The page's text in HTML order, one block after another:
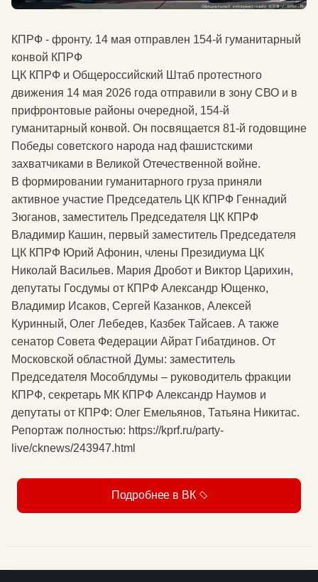
КПРФ - фронту. 14 мая отправлен 154-й гуманитарный
конвой КПРФ
ЦК КПРФ и Общероссийский Штаб протестного
движения 14 мая 2026 года отправили в зону СВО и в
прифронтовые районы очередной, 154-й
гуманитарный конвой. Он посвящается 81-й годовщине
Победы советского народа над фашистскими
захватчиками в Великой Отечественной войне.
В формировании гуманитарного груза приняли
активное участие Председатель ЦК КПРФ Геннадий
Зюганов, заместитель Председателя ЦК КПРФ
Владимир Кашин, первый заместитель Председателя
ЦК КПРФ Юрий Афонин, члены Президиума ЦК
Николай Васильев. Мария Дробот и Виктор Царихин,
депутаты Госдумы от КПРФ Александр Ющенко,
Владимир Исаков, Сергей Казанков, Алексей
Куринный, Олег Лебедев, Казбек Тайсаев. А также
сенатор Совета Федерации Айрат Гибатдинов. От
Московской областной Думы: заместитель
Председателя Мособлдумы – руководитель фракции
КПРФ, секретарь МК КПРФ Александр Наумов и
депутаты от КПРФ: Олег Емельянов, Татьяна Никитас.
Репортаж полностью: https://kprf.ru/party-
live/cknews/243947.html
Подробнее в ВК